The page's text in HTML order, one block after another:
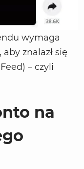
wymaga
znalazł się
– czyli
na